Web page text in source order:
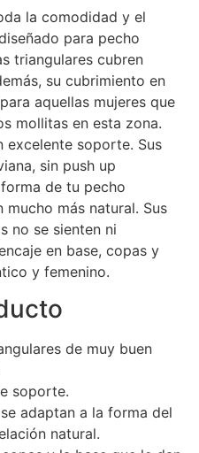
y el
para pecho
triangulares cubren
su cubrimiento en
aquellas mujeres que
mollitas en esta zona.
excelente soporte. Sus
sin push up
de tu pecho
más natural. Sus
no se sienten ni
en base, copas y
y femenino.
de muy buen
soporte.
adaptan a la forma del
natural.